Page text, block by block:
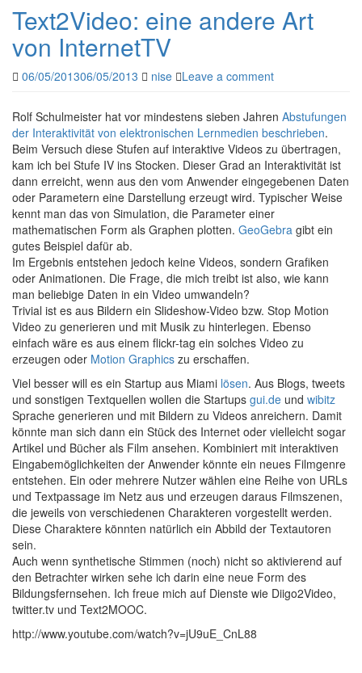
Text2Video: eine andere Art
von InternetTV
06/05/201306/05/2013 nise Leave a comment
Rolf Schulmeister hat vor mindestens sieben Jahren Abstufungen
der Interaktivität von elektronischen Lernmedien beschrieben.
Beim Versuch diese Stufen auf interaktive Videos zu übertragen,
kam ich bei Stufe IV ins Stocken. Dieser Grad an Interaktivität ist
dann erreicht, wenn aus den vom Anwender eingegebenen Daten
oder Parametern eine Darstellung erzeugt wird. Typischer Weise
kennt man das von Simulation, die Parameter einer
mathematischen Form als Graphen plotten. GeoGebra gibt ein
gutes Beispiel dafür ab.
Im Ergebnis entstehen jedoch keine Videos, sondern Grafiken
oder Animationen. Die Frage, die mich treibt ist also, wie kann
man beliebige Daten in ein Video umwandeln?
Trivial ist es aus Bildern ein Slideshow-Video bzw. Stop Motion
Video zu generieren und mit Musik zu hinterlegen. Ebenso
einfach wäre es aus einem flickr-tag ein solches Video zu
erzeugen oder Motion Graphics zu erschaffen.
Viel besser will es ein Startup aus Miami lösen. Aus Blogs, tweets
und sonstigen Textquellen wollen die Startups gui.de und wibitz
Sprache generieren und mit Bildern zu Videos anreichern. Damit
könnte man sich dann ein Stück des Internet oder vielleicht sogar
Artikel und Bücher als Film ansehen. Kombiniert mit interaktiven
Eingabemöglichkeiten der Anwender könnte ein neues Filmgenre
entstehen. Ein oder mehrere Nutzer wählen eine Reihe von URLs
und Textpassage im Netz aus und erzeugen daraus Filmszenen,
die jeweils von verschiedenen Charakteren vorgestellt werden.
Diese Charaktere könnten natürlich ein Abbild der Textautoren
sein.
Auch wenn synthetische Stimmen (noch) nicht so aktivierend auf
den Betrachter wirken sehe ich darin eine neue Form des
Bildungsfernsehen. Ich freue mich auf Dienste wie Diigo2Video,
twitter.tv und Text2MOOC.
http://www.youtube.com/watch?v=jU9uE_CnL88